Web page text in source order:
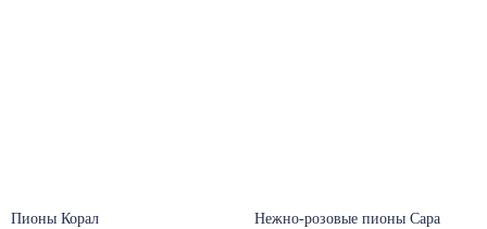
Пионы Корал
Нежно-розовые пионы Сара